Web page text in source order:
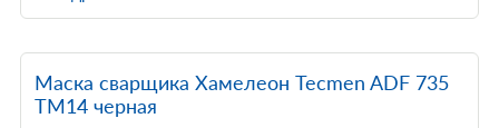
Маска сварщика Хамелеон Tecmen ADF 735
TM14 черная